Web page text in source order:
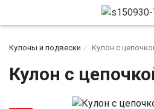
Кулоны и подвески Кулон с
Кулон с